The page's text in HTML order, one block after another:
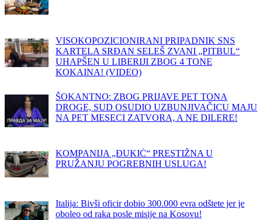
VISOKOPOZICIONIRANI PRIPADNIK SNS
KARTELA SRĐAN SELEŠ ZVANI „PITBUL“
UHAPŠEN U LIBERIJI ZBOG 4 TONE
KOKAINA! (VIDEO)
ŠOKANTNO: ZBOG PRIJAVE PET TONA
DROGE, SUD OSUDIO UZBUNJIVAČICU MAJU
NA PET MESECI ZATVORA, A NE DILERE!
KOMPANIJA „ĐUKIĆ“ PRESTIŽNA U
PRUŽANJU POGREBNIH USLUGA!
Italija: Bivši oficir dobio 300.000 evra odštete jer je
oboleo od raka posle misije na Kosovu!